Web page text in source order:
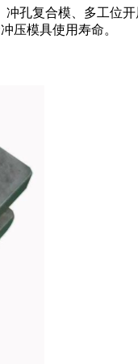
孔复合模、多工位
压模具使用寿命。